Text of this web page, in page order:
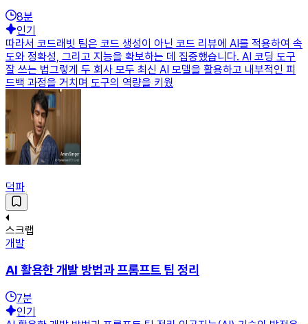
8분
인기
따라서 코드래빗 팀은 코드 생성이 아닌 코드 리뷰에 AI를 적용하여 속
도와 정확성, 그리고 지능을 확보하는 데 집중했습니다. AI 코딩 도구
잘 쓰는 법그렇게 두 회사 모두 최신 AI 모델을 활용하고 내부적인 피
드백 과정을 거치며 도구의 역량을 키웠
덕파
스크랩
개발
AI 활용한 개발 방법과 프롬프트 팁 정리
7분
인기